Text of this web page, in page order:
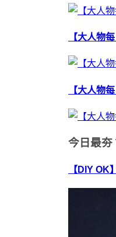
【大人物
【大人物
今日最夯
【DIY OK